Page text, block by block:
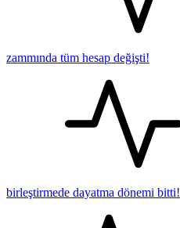
zammında tüm hesap değişti!
birleştirmede dayatma dönemi bitti!